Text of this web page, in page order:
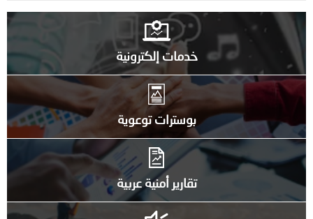
خدمات إلكترونية
بوسترات توعوية
تقارير أمنية عربية